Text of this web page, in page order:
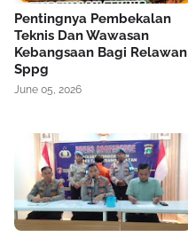
Pentingnya Pembekalan
Teknis Dan Wawasan
Kebangsaan Bagi Relawan
Sppg
June 05, 2026